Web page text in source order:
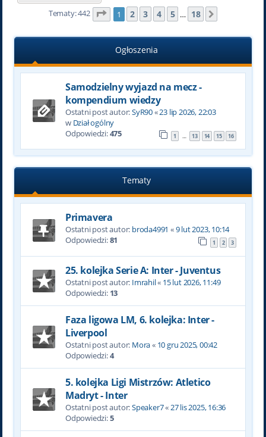
Tematy: 442 Strona z 18
1 2 3 4 5 … 18
Ogłoszenia
Samodzielny wyjazd na mecz -
kompendium wiedzy
Ostatni post autor:SyR90«23 lip 2026, 22:03
w Dział ogólny
Odpowiedzi:475 1 … 13 14 15 16
Tematy
Primavera
Ostatni post autor: broda4991 «9 lut 2023, 10:14
Odpowiedzi:81 1 2 3
25. kolejka Serie A: Inter - Juventus
Ostatni post autor: Imrahil« 15 lut 2026, 11:49
Odpowiedzi: 13
Faza ligowa LM, 6. kolejka: Inter -
Liverpool
Ostatni post autor: Mora« 10 gru 2025, 00:42
Odpowiedzi:4
5. kolejka Ligi Mistrzów: Atletico
Madryt - Inter
Ostatni post autor:Speaker7«27 lis 2025, 16:36
Odpowiedzi:5